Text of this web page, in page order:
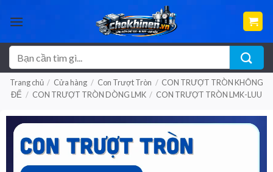
qua
dung
kiếm:
Trang chủ / Cửa hàng / Con Trượt Tròn / CON TRƯỢT TRÒN KHÔNG
ĐẾ / CON TRƯỢT TRÒN DÒNG LMK / CON TRƯỢT TRÒN LMK-LUU